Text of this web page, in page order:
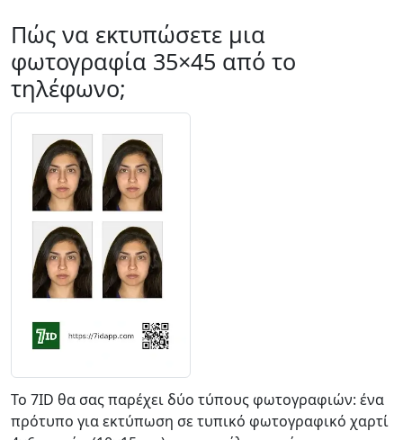
Πώς να εκτυπώσετε μια
φωτογραφία 35×45 από το
τηλέφωνο;
Το 7ID θα σας παρέχει δύο τύπους φωτογραφιών: ένα
πρότυπο για εκτύπωση σε τυπικό φωτογραφικό χαρτί